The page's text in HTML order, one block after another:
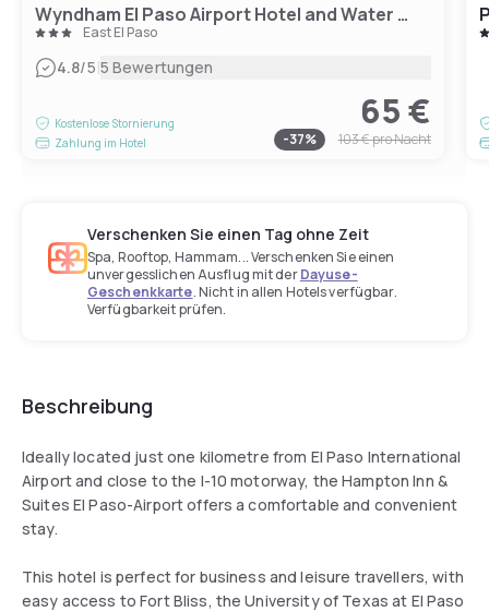
Wyndham El Paso Airport Hotel and Water Park
East El Paso
4.8/5|5 Bewertungen
Kostenlose Stornierung
Zahlung im Hotel
65 €
-37% 103 €pro Nacht
Verschenken Sie einen Tag ohne Zeit
Spa, Rooftop, Hammam... Verschenken Sie einen
unvergesslichen Ausflug mit derDayuse-
Geschenkkarte. Nicht in allen Hotels verfügbar.
Verfügbarkeit prüfen.
Beschreibung
Ideally located just one kilometre from El Paso International
Airport and close to the I-10 motorway, the Hampton Inn &
Suites El Paso-Airport offers a comfortable and convenient
stay.
This hotel is perfect for business and leisure travellers, with
easy access to Fort Bliss, the University of Texas at El Paso